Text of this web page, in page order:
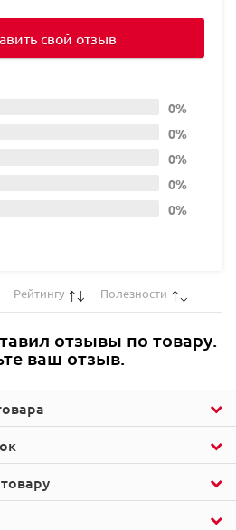
0%
0%
0%
0%
0%
свой отзыв
Рейтингу Полезности
отзывы по товару.
ваш отзыв.